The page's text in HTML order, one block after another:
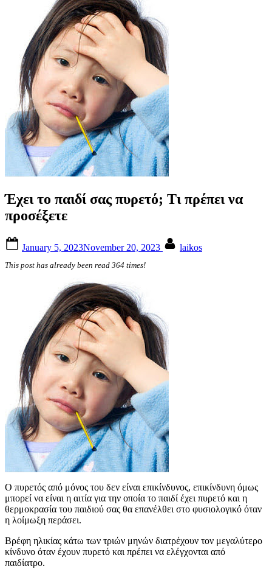
Έχει το παιδί σας πυρετό; Τι πρέπει να
προσέξετε
on
January 5, 2023November 20, 2023 laikos
This post has already been read 364 times!
Ο πυρετός από μόνος του δεν είναι επικίνδυνος, επικίνδυνη όμως
μπορεί να είναι η αιτία για την οποία το παιδί έχει πυρετό και η
θερμοκρασία του παιδιού σας θα επανέλθει στο φυσιολογικό όταν
η λοίμωξη περάσει.
Βρέφη ηλικίας κάτω των τριών μηνών διατρέχουν τον μεγαλύτερο
κίνδυνο όταν έχουν πυρετό και πρέπει να ελέγχονται από
παιδίατρο.